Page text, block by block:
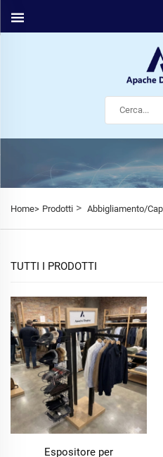
Home> Prodotti > Abbigliamento/
TUTTI I PRODOTTI
Espositore per